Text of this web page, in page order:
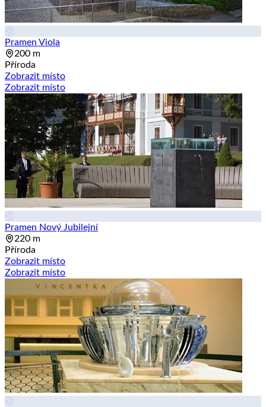
Pramen Viola
200 m
Příroda
Zobrazit místo
Zobrazit místo
Pramen Nový Jubilejní
220 m
Příroda
Zobrazit místo
Zobrazit místo